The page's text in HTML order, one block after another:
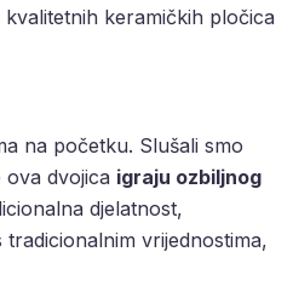
keramičkih pločica
na početku. Slušali smo
ova dvojica igraju ozbiljnog
djelatnost,
vrijednostima,